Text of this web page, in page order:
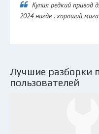
Купил редкий привод
2024 нигде . хороший
Лучшие разборки
пользователей